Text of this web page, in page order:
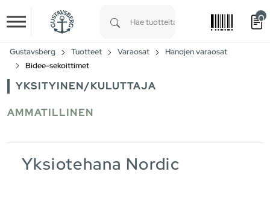
Skip to main content
0
Gustavsberg Tuotteet Varaosat
Hanojen varaosat
Bidee-sekoittimet
YKSITYINEN/KULUTTAJA
AMMATILLINEN
Yksiotehana Nordic